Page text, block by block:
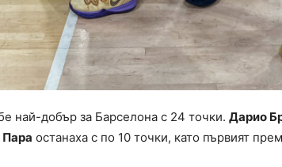
най-добър за Барселона с 24 точки. Дарио
останаха с по 10 точки, като първият